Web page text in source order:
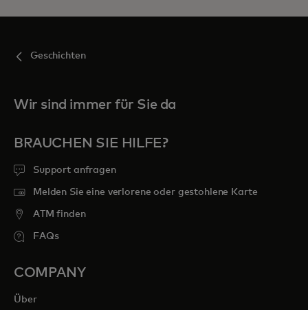
Geschichten
Wir sind immer für Sie da
BRAUCHEN SIE HILFE?
Support anfragen
Melden Sie eine verlorene oder gestohlene Karte
ATM finden
FAQs
COMPANY
Über